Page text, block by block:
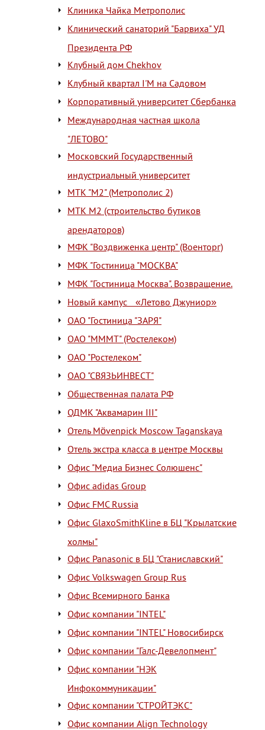
Клиника Чайка Метрополис
Клинический санаторий "Барвиха" УД
Президента РФ
Клубный дом Chekhov
Клубный квартал I'M на Садовом
Корпоративный университет Сбербанка
Международная частная школа
"ЛЕТОВО"
Московский Государственный
индустриальный университет
МТК "М2" (Метрополис 2)
МТК М2 (строительство бутиков
арендаторов)
МФК "Воздвиженка центр" (Военторг)
МФК "Гостиница "МОСКВА"
МФК "Гостиница Москва". Возвращение.
Новый кампус «Летово Джуниор»
ОАО "Гостиница "ЗАРЯ"
ОАО "МММТ" (Ростелеком)
ОАО "Ростелеком"
ОАО "СВЯЗЬИНВЕСТ"
Общественная палата РФ
ОДМК "Аквамарин III"
Отель Mövenpick Moscow Taganskaya
Отель экстра класса в центре Москвы
Офис "Медиа Бизнес Солюшенс"
Офис adidas Group
Офис FMC Russia
Офис GlaxoSmithKline в БЦ "Крылатские
холмы"
Офис Panasonic в БЦ "Станиславский"
Офис Volkswagen Group Rus
Офис Всемирного Банка
Офис компании "INTEL"
Офис компании "INTEL" Новосибирск
Офис компании "Галс-Девелопмент"
Офис компании "НЭК
Инфокоммуникации"
Офис компании "СТРОЙТЭКС"
Офис компании Align Technology